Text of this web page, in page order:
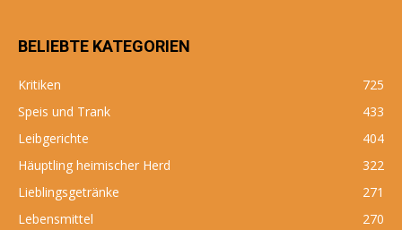
BELIEBTE KATEGORIEN
Kritiken
725
Speis und Trank
433
Leibgerichte
404
Häuptling heimischer Herd
322
Lieblingsgetränke
271
Lebensmittel
270